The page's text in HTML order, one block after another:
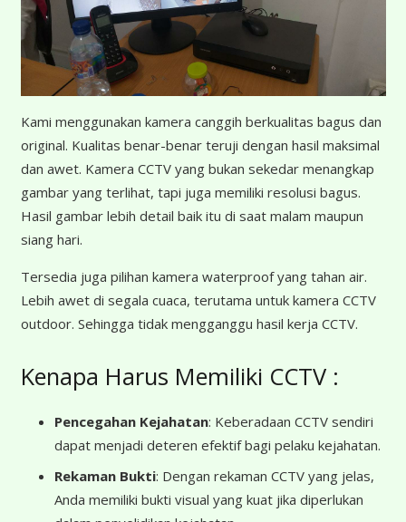
Kami menggunakan kamera canggih berkualitas bagus dan
original. Kualitas benar-benar teruji dengan hasil maksimal
dan awet. Kamera CCTV yang bukan sekedar menangkap
gambar yang terlihat, tapi juga memiliki resolusi bagus.
Hasil gambar lebih detail baik itu di saat malam maupun
siang hari.
Tersedia juga pilihan kamera waterproof yang tahan air.
Lebih awet di segala cuaca, terutama untuk kamera CCTV
outdoor. Sehingga tidak mengganggu hasil kerja CCTV.
Kenapa Harus Memiliki CCTV :
Pencegahan Kejahatan: Keberadaan CCTV sendiri
dapat menjadi deteren efektif bagi pelaku kejahatan.
Rekaman Bukti: Dengan rekaman CCTV yang jelas,
Anda memiliki bukti visual yang kuat jika diperlukan